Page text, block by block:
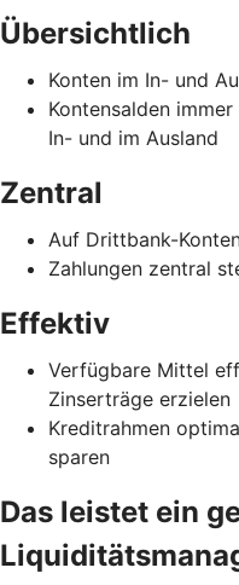
Übersichtlich
Konten im In- und
Kontensalden
In- und im Ausland
Zentral
Auf Drittbank-
Zahlungen zentral
Effektiv
Verfügbare Mittel
Zinserträge erzielen
Kreditrahmen
sparen
Das leistet ein